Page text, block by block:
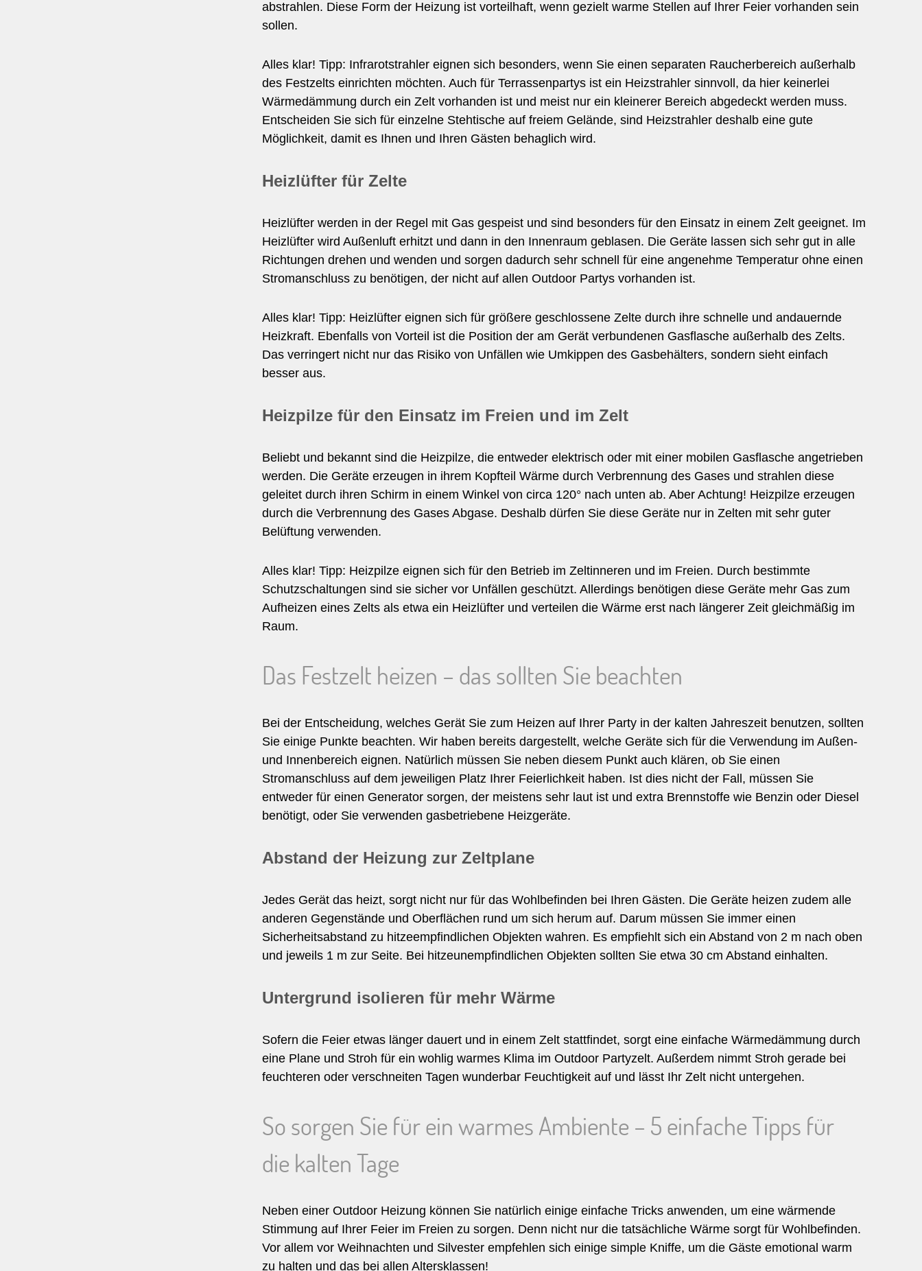
abstrahlen. Diese Form der Heizung ist vorteilhaft, wenn gezielt warme Stellen auf Ihrer Feier vorhanden sein
sollen.
Alles klar! Tipp: Infrarotstrahler eignen sich besonders, wenn Sie einen separaten Raucherbereich außerhalb
des Festzelts einrichten möchten. Auch für Terrassenpartys ist ein Heizstrahler sinnvoll, da hier keinerlei
Wärmedämmung durch ein Zelt vorhanden ist und meist nur ein kleinerer Bereich abgedeckt werden muss.
Entscheiden Sie sich für einzelne Stehtische auf freiem Gelände, sind Heizstrahler deshalb eine gute
Möglichkeit, damit es Ihnen und Ihren Gästen behaglich wird.
Heizlüfter für Zelte
Heizlüfter werden in der Regel mit Gas gespeist und sind besonders für den Einsatz in einem Zelt geeignet. Im
Heizlüfter wird Außenluft erhitzt und dann in den Innenraum geblasen. Die Geräte lassen sich sehr gut in alle
Richtungen drehen und wenden und sorgen dadurch sehr schnell für eine angenehme Temperatur ohne einen
Stromanschluss zu benötigen, der nicht auf allen Outdoor Partys vorhanden ist.
Alles klar! Tipp: Heizlüfter eignen sich für größere geschlossene Zelte durch ihre schnelle und andauernde
Heizkraft. Ebenfalls von Vorteil ist die Position der am Gerät verbundenen Gasflasche außerhalb des Zelts.
Das verringert nicht nur das Risiko von Unfällen wie Umkippen des Gasbehälters, sondern sieht einfach
besser aus.
Heizpilze für den Einsatz im Freien und im Zelt
Beliebt und bekannt sind die Heizpilze, die entweder elektrisch oder mit einer mobilen Gasflasche angetrieben
werden. Die Geräte erzeugen in ihrem Kopfteil Wärme durch Verbrennung des Gases und strahlen diese
geleitet durch ihren Schirm in einem Winkel von circa 120° nach unten ab. Aber Achtung! Heizpilze erzeugen
durch die Verbrennung des Gases Abgase. Deshalb dürfen Sie diese Geräte nur in Zelten mit sehr guter
Belüftung verwenden.
Alles klar! Tipp: Heizpilze eignen sich für den Betrieb im Zeltinneren und im Freien. Durch bestimmte
Schutzschaltungen sind sie sicher vor Unfällen geschützt. Allerdings benötigen diese Geräte mehr Gas zum
Aufheizen eines Zelts als etwa ein Heizlüfter und verteilen die Wärme erst nach längerer Zeit gleichmäßig im
Raum.
Das Festzelt heizen – das sollten Sie beachten
Bei der Entscheidung, welches Gerät Sie zum Heizen auf Ihrer Party in der kalten Jahreszeit benutzen, sollten
Sie einige Punkte beachten. Wir haben bereits dargestellt, welche Geräte sich für die Verwendung im Außen-
und Innenbereich eignen. Natürlich müssen Sie neben diesem Punkt auch klären, ob Sie einen
Stromanschluss auf dem jeweiligen Platz Ihrer Feierlichkeit haben. Ist dies nicht der Fall, müssen Sie
entweder für einen Generator sorgen, der meistens sehr laut ist und extra Brennstoffe wie Benzin oder Diesel
benötigt, oder Sie verwenden gasbetriebene Heizgeräte.
Abstand der Heizung zur Zeltplane
Jedes Gerät das heizt, sorgt nicht nur für das Wohlbefinden bei Ihren Gästen. Die Geräte heizen zudem alle
anderen Gegenstände und Oberflächen rund um sich herum auf. Darum müssen Sie immer einen
Sicherheitsabstand zu hitzeempfindlichen Objekten wahren. Es empfiehlt sich ein Abstand von 2 m nach oben
und jeweils 1 m zur Seite. Bei hitzeunempfindlichen Objekten sollten Sie etwa 30 cm Abstand einhalten.
Untergrund isolieren für mehr Wärme
Sofern die Feier etwas länger dauert und in einem Zelt stattfindet, sorgt eine einfache Wärmedämmung durch
eine Plane und Stroh für ein wohlig warmes Klima im Outdoor Partyzelt. Außerdem nimmt Stroh gerade bei
feuchteren oder verschneiten Tagen wunderbar Feuchtigkeit auf und lässt Ihr Zelt nicht untergehen.
So sorgen Sie für ein warmes Ambiente – 5 einfache Tipps für
die kalten Tage
Neben einer Outdoor Heizung können Sie natürlich einige einfache Tricks anwenden, um eine wärmende
Stimmung auf Ihrer Feier im Freien zu sorgen. Denn nicht nur die tatsächliche Wärme sorgt für Wohlbefinden.
Vor allem vor Weihnachten und Silvester empfehlen sich einige simple Kniffe, um die Gäste emotional warm
zu halten und das bei allen Altersklassen!